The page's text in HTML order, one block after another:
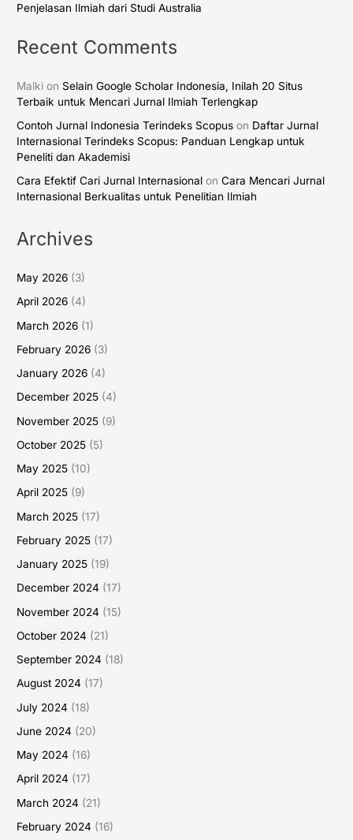
Penjelasan Ilmiah dari Studi Australia
Recent Comments
Malki onSelain Google Scholar Indonesia, Inilah 20 Situs
Terbaik untuk Mencari Jurnal Ilmiah Terlengkap
Contoh Jurnal Indonesia Terindeks Scopus on Daftar Jurnal
Internasional Terindeks Scopus: Panduan Lengkap untuk
Peneliti dan Akademisi
Cara Efektif Cari Jurnal Internasional onCara Mencari Jurnal
Internasional Berkualitas untuk Penelitian Ilmiah
Archives
May 2026 (3)
April 2026 (4)
March 2026 (1)
February 2026 (3)
January 2026 (4)
December 2025 (4)
November 2025 (9)
October 2025 (5)
May 2025 (10)
April 2025 (9)
March 2025 (17)
February 2025 (17)
January 2025 (19)
December 2024 (17)
November 2024 (15)
October 2024 (21)
September 2024 (18)
August 2024 (17)
July 2024 (18)
June 2024 (20)
May 2024 (16)
April 2024 (17)
March 2024 (21)
February 2024 (16)